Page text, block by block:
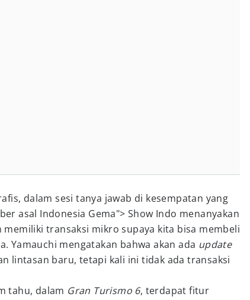
dalam sesi tanya jawab di kesempatan yang
asal Indonesia Gema"> Show Indo menanyakan
memiliki transaksi mikro supaya kita bisa membeli
Yamauchi mengatakan bahwa akan ada update
lintasan baru, tetapi kali ini tidak ada transaksi
tahu, dalam Gran Turismo 6, terdapat fitur